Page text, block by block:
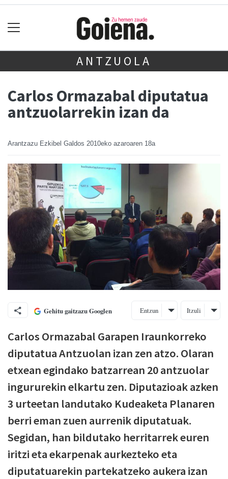
ANTZUOLA
Carlos Ormazabal diputatua
antzuolarrekin izan da
Arantzazu Ezkibel Galdos 2010eko azaroaren 18a
Gehitu gaitzazu Googlen Entzun Itzuli
Carlos Ormazabal Garapen Iraunkorreko
diputatua Antzuolan izan zen atzo. Olaran
etxean egindako batzarrean 20 antzuolar
ingururekin elkartu zen. Diputazioak azken
3 urteetan landutako Kudeaketa Planaren
berri eman zuen aurrenik diputatuak.
Segidan, han bildutako herritarrek euren
iritzi eta ekarpenak aurkezteko eta
diputatuarekin partekatzeko aukera izan